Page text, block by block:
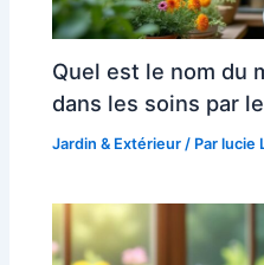
Quel est le nom du
dans les soins par
Jardin & Extérieur / Parlucie